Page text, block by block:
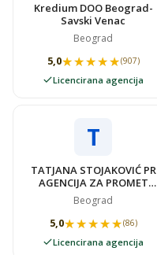
Kredium DOO Beograd-
Savski Venac
Beograd
5,0★★★★★
★★★★★(907)
Licencirana agencija
T
TATJANA STOJAKOVIĆ PR
AGENCIJA ZA PROMET
NEKRETNINAMA SUPER
STAN
Beograd
5,0★★★★★
★★★★★(86)
Licencirana agencija